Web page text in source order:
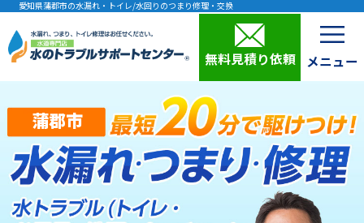
愛知県蒲郡市の水漏れ・トイレ/水回りのつまり修理・交換
無料見積り依頼
蒲郡市